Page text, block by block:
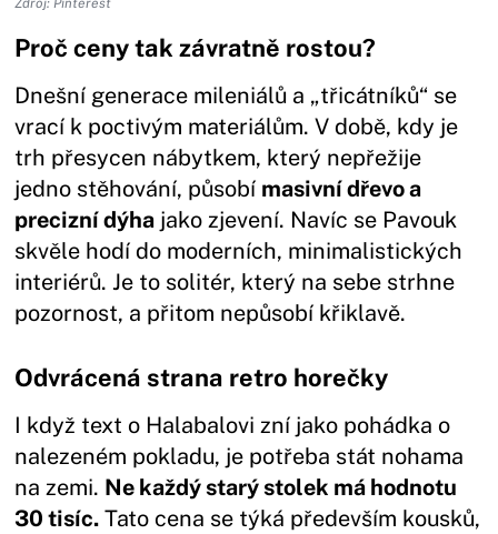
Zdroj: Pinterest
Proč ceny tak závratně rostou?
Dnešní generace mileniálů a „třicátníků“ se
vrací k poctivým materiálům. V době, kdy je
trh přesycen nábytkem, který nepřežije
jedno stěhování, působí masivní dřevo a
precizní dýha jako zjevení. Navíc se Pavouk
skvěle hodí do moderních, minimalistických
interiérů. Je to solitér, který na sebe strhne
pozornost, a přitom nepůsobí křiklavě.
Odvrácená strana retro horečky
I když text o Halabalovi zní jako pohádka o
nalezeném pokladu, je potřeba stát nohama
na zemi. Ne každý starý stolek má hodnotu
30 tisíc. Tato cena se týká především kousků,